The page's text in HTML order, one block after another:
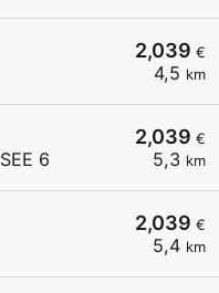
2,039 €
4,5 km
2,039 €
5,3 km
6
2,039 €
5,4 km